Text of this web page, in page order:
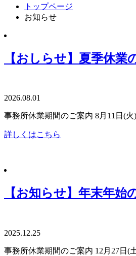
トップページ
お知らせ
【おしらせ】夏季休業
2026.08.01
事務所休業期間のご案内 8月11日(
詳しくはこちら
【お知らせ】年末年始
2025.12.25
事務所休業期間のご案内 12月27日